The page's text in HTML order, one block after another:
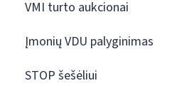
VMI turto aukcionai
Įmonių VDU palyginimas
STOP šešėliui